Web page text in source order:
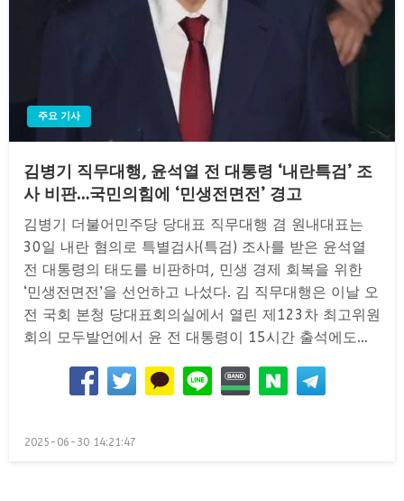
주요 기사
김병기 직무대행, 윤석열 전 대통령 ‘내란특검’ 조
사 비판…국민의힘에 ‘민생전면전’ 경고
김병기 더불어민주당 당대표 직무대행 겸 원내대표는
30일 내란 혐의로 특별검사(특검) 조사를 받은 윤석열
전 대통령의 태도를 비판하며, 민생 경제 회복을 위한
‘민생전면전’을 선언하고 나섰다. 김 직무대행은 이날 오
전 국회 본청 당대표회의실에서 열린 제123차 최고위원
회의 모두발언에서 윤 전 대통령이 15시간 출석에도…
Posted
2025-06-30 14:21:47